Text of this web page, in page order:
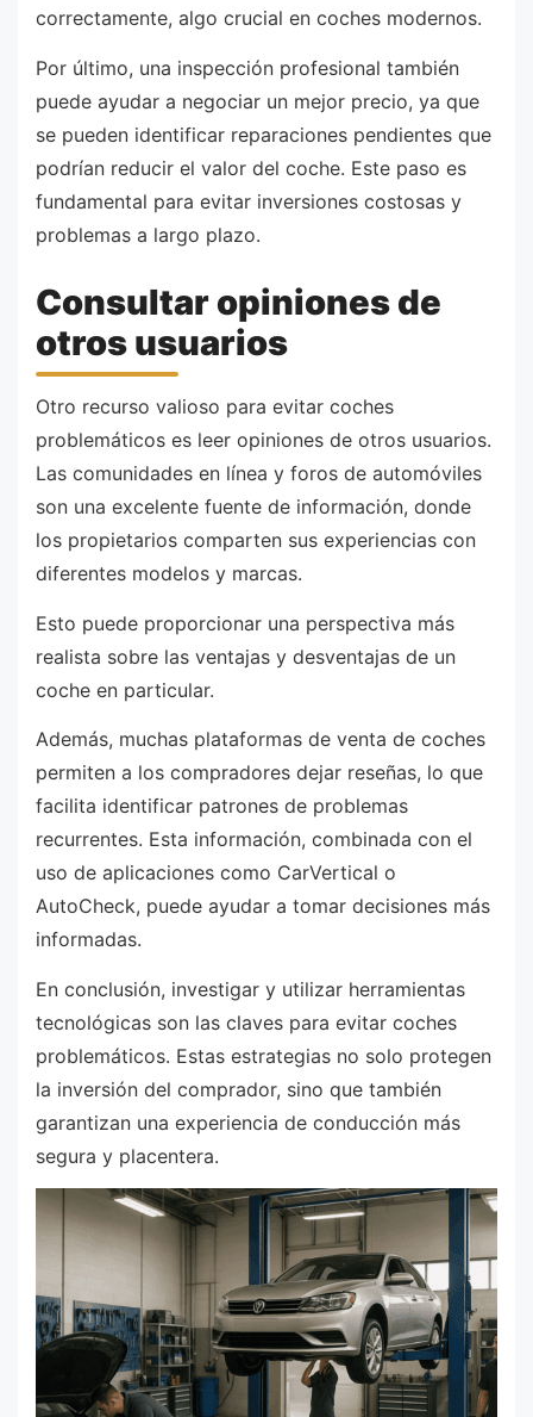
correctamente, algo crucial en coches modernos.
Por último, una inspección profesional también
puede ayudar a negociar un mejor precio, ya que
se pueden identificar reparaciones pendientes que
podrían reducir el valor del coche. Este paso es
fundamental para evitar inversiones costosas y
problemas a largo plazo.
Consultar opiniones de
otros usuarios
Otro recurso valioso para evitar coches
problemáticos es leer opiniones de otros usuarios.
Las comunidades en línea y foros de automóviles
son una excelente fuente de información, donde
los propietarios comparten sus experiencias con
diferentes modelos y marcas.
Esto puede proporcionar una perspectiva más
realista sobre las ventajas y desventajas de un
coche en particular.
Además, muchas plataformas de venta de coches
permiten a los compradores dejar reseñas, lo que
facilita identificar patrones de problemas
recurrentes. Esta información, combinada con el
uso de aplicaciones como CarVertical o
AutoCheck, puede ayudar a tomar decisiones más
informadas.
En conclusión, investigar y utilizar herramientas
tecnológicas son las claves para evitar coches
problemáticos. Estas estrategias no solo protegen
la inversión del comprador, sino que también
garantizan una experiencia de conducción más
segura y placentera.